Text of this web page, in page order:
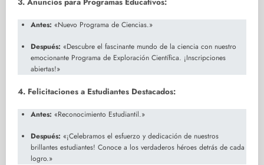
Antes: «Nuevo Programa de Ciencias.»
Después: «Descubre el fascinante mundo de la ciencia con nuestro
emocionante Programa de Exploración Científica. ¡Inscripciones
abiertas!»
4. Felicitaciones a Estudiantes Destacados:
Antes: «Reconocimiento Estudiantil.»
Después: «¡Celebramos el esfuerzo y dedicación de nuestros
brillantes estudiantes! Conoce a los verdaderos héroes detrás de cada
logro.»